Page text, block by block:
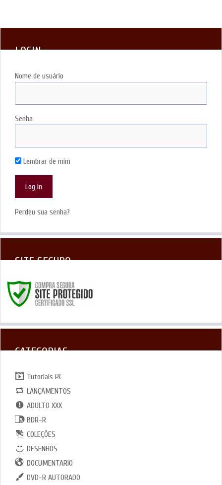
LOGIN
Nome de usuário
Senha
Lembrar de mim
Perdeu sua senha?
SITE SEGURO
CATEGORIAS
Tutoriais PC
LANÇAMENTOS
ADULTO XXX
BDR-R
COLEÇÕES
DESENHOS
DOCUMENTARIO
DVD-R AUTORADO